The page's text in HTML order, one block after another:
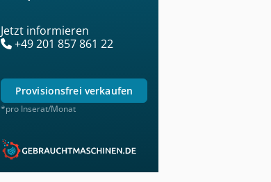
Jetzt informieren
+49 201 857 861 22
provisionsfrei verkaufen
*pro Inserat/Monat